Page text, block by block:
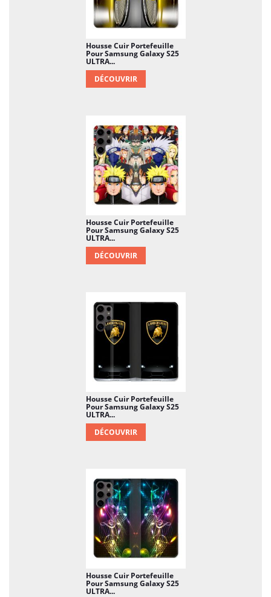
Housse Cuir Portefeuille
Pour Samsung Galaxy S25
ULTRA...
DÉCOUVRIR
Housse Cuir Portefeuille
Pour Samsung Galaxy S25
ULTRA...
DÉCOUVRIR
Housse Cuir Portefeuille
Pour Samsung Galaxy S25
ULTRA...
DÉCOUVRIR
Housse Cuir Portefeuille
Pour Samsung Galaxy S25
ULTRA...